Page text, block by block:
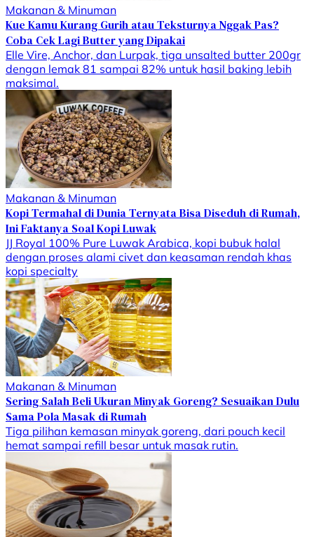
Makanan & Minuman
Kue Kamu Kurang Gurih atau Teksturnya Nggak Pas?
Coba Cek Lagi Butter yang Dipakai
Elle Vire, Anchor, dan Lurpak, tiga unsalted butter 200gr
dengan lemak 81 sampai 82% untuk hasil baking lebih
maksimal.
Makanan & Minuman
Kopi Termahal di Dunia Ternyata Bisa Diseduh di Rumah,
Ini Faktanya Soal Kopi Luwak
JJ Royal 100% Pure Luwak Arabica, kopi bubuk halal
dengan proses alami civet dan keasaman rendah khas
kopi specialty
Makanan & Minuman
Sering Salah Beli Ukuran Minyak Goreng? Sesuaikan Dulu
Sama Pola Masak di Rumah
Tiga pilihan kemasan minyak goreng, dari pouch kecil
hemat sampai refill besar untuk masak rutin.